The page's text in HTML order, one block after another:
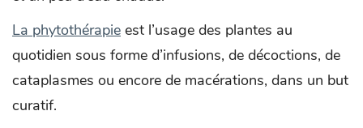
La phytothérapie est l’usage des plantes au
quotidien sous forme d’infusions, de décoctions, de
cataplasmes ou encore de macérations, dans un but
curatif.